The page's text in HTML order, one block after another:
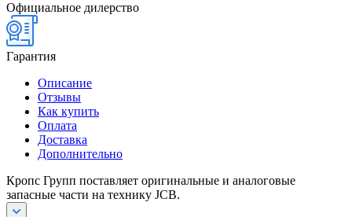
Официальное дилерство
Гарантия
Описание
Отзывы
Как купить
Оплата
Доставка
Дополнительно
Кропс Групп поставляет оригинальные и аналоговые
запасные части на технику JCB.